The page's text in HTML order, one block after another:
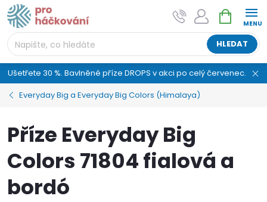
Přejít
na
obsah
HLEDAT
NÁKUPNÍ
KOŠÍK
Ušetřete 30 %. Bavlněné příze DROPS v akci po celý červenec.
Everyday Big a Everyday Big Colors (Himalaya)
Příze Everyday Big
Colors 71804 fialová a
bordó
AI asistent "pani Klubíčková" –
ProHackovani.cz
Jsme e-shop s více než osmiletou tradicí a máme pro
vás připraveno více než 25 tisíc produktů. Vše skladem,
připravené k odeslání.